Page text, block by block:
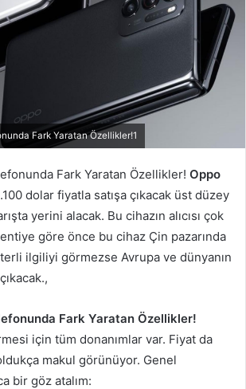
Fark Yaratan Özellikler!1
Fark Yaratan Özellikler! Oppo
dolar fiyatla satışa çıkacak üst düzey
yerini alacak. Bu cihazın alıcısı çok
göre önce bu cihaz Çin pazarında
ilgiliyi görmezse Avrupa ve dünyanın
Fark Yaratan Özellikler!
için tüm donanımlar var. Fiyat da
makul görünüyor. Genel
bir göz atalım: